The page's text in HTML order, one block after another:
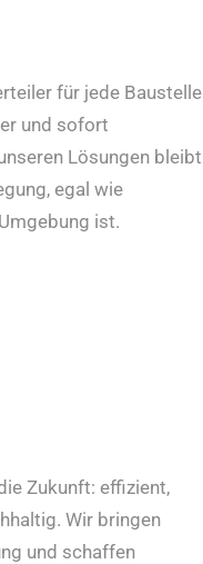
für jede Baustelle
und sofort
Lösungen bleibt
egal wie
ist.
Zukunft: effizient,
Wir bringen
und schaffen